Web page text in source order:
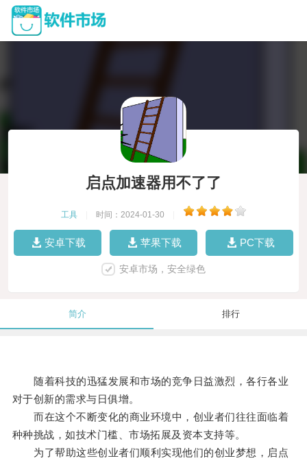
启点加速器用不了了
工具 时间：2024-01-30
安卓下载 苹果下载 PC下载
安卓市场，安全绿色
简介 排行
随着科技的迅猛发展和市场的竞争日益激烈，各行各业
对于创新的需求与日俱增。
而在这个不断变化的商业环境中，创业者们往往面临着
种种挑战，如技术门槛、市场拓展及资本支持等。
为了帮助这些创业者们顺利实现他们的创业梦想，启点